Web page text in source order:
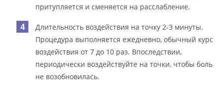
притупляется и сменяется на расслабление.
Длительность воздействия на точку 2-3 минуты.
Процедура выполняется ежедневно, обычный курс
воздействия от 7 до 10 раз. Впоследствии,
периодически воздействуйте на точки, чтобы боль
не возобновилась.